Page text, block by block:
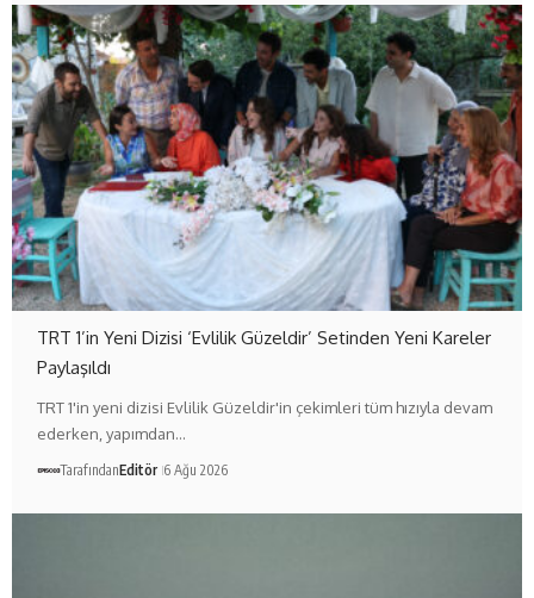
TRT 1’in Yeni Dizisi ‘Evlilik Güzeldir’ Setinden Yeni Kareler
Paylaşıldı
TRT 1'in yeni dizisi Evlilik Güzeldir'in çekimleri tüm hızıyla devam
ederken, yapımdan…
TarafındanEditör 6 Ağu 2026